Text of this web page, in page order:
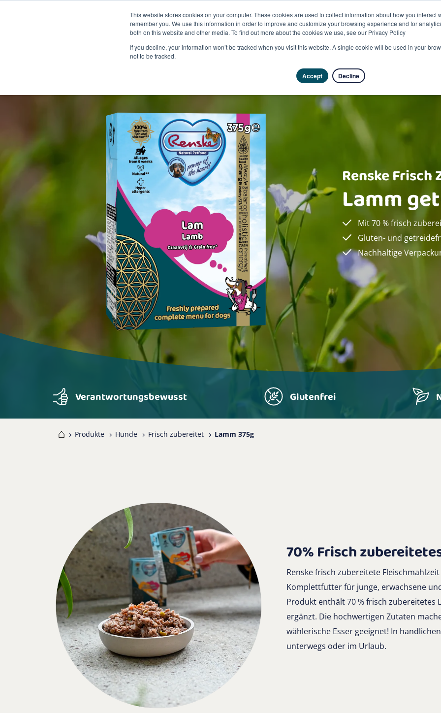
This website stores cookies on your computer. These cookies are used to collect information about how you interact
remember you. We use this information in order to improve and customize your browsing experience and for
both on this website and other media. To find out more about the cookies we use, see our Privacy Policy
If you decline, your information won’t be tracked when you visit this website. A single cookie will be used in your
not to be tracked.
Accept Decline
Renske
Lamm
Mit 70 % frisch
Gluten- und
Nachhaltige
Verantwortungsbewusst Glutenfrei
Produkte Hunde Frisch zubereitet Lamm 375g
70% Frisch
Renske frisch zubereitete
Komplettfutter für junge, erwachsene
Produkt enthält 70 % frisch zubereitetes
ergänzt. Die hochwertigen Zutaten
wählerische Esser geeignet! In
unterwegs oder im Urlaub.